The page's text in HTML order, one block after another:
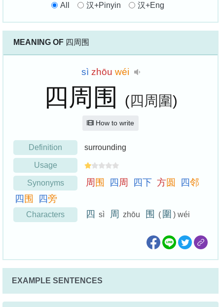
All 汉+Pinyin 汉+Eng
MEANING OF 四周围
sì zhōu wéi
四周围 (四周圍)
How to write
Definition surrounding
Usage
Synonyms 周 围 四 周 四下 方圆 四邻
四 围 四旁
Characters 四 sì 周 zhōu 围 ( 圍 ) wéi
EXAMPLE SENTENCES